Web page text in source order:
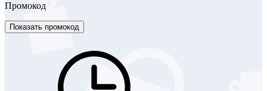
Промокод
Показать промокод